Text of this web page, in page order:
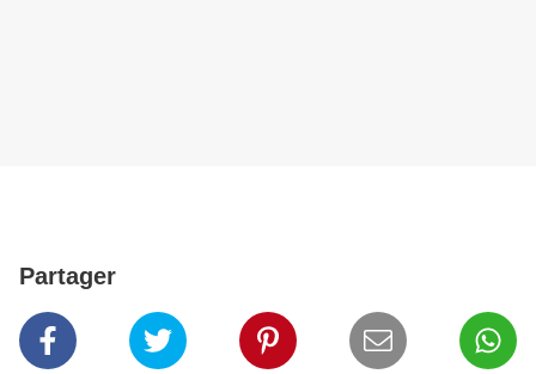
Partager